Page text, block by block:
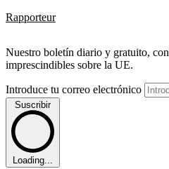
Rapporteur
Nuestro boletín diario y gratuito,
imprescindibles sobre la UE.
Introduce tu correo electrónico
Suscribir
Loading...